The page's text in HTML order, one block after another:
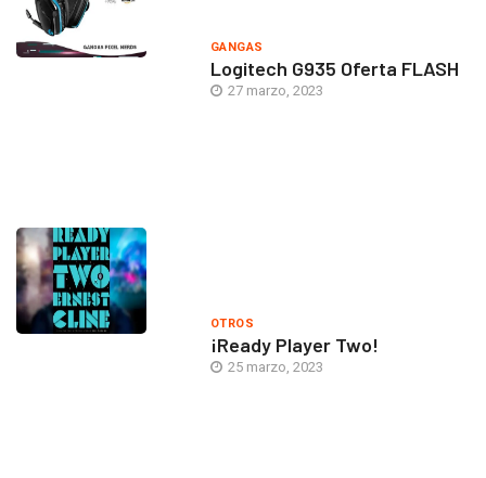
GANGAS
Logitech G935 Oferta FLASH
27 marzo, 2023
OTROS
¡Ready Player Two!
25 marzo, 2023